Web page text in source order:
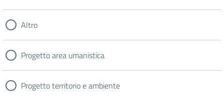
Altro
Progetto area umanistica
Progetto territorio e ambiente